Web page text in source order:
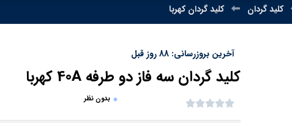
کلید گردان کلید گردان کهربا
آخرین بروزرسانی: 88 روز قبل
کلید گردان سه فاز دو طرفه 40A کهربا
بدون نظر